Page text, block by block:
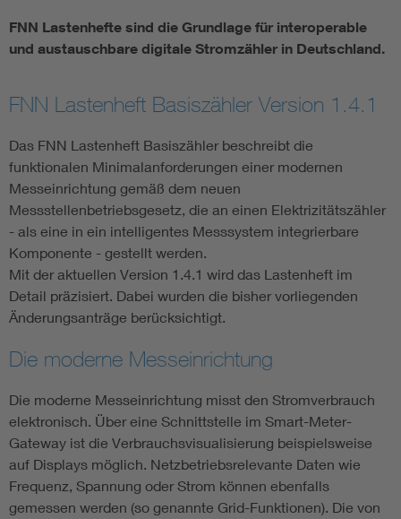
Digitalisierung und Metering
Versorgungsqualität Stromnetze
Innovative Netztechnologien
Umwelt- und Naturschutz
Regelsetzung
FNN Lastenhefte sind die Grundlage für interoperable
und austauschbare digitale Stromzähler in Deutschland.
FNN Lastenheft Basiszähler Version 1.4.1
Das FNN Lastenheft Basiszähler beschreibt die
funktionalen Minimalanforderungen einer modernen
Messeinrichtung gemäß dem neuen
Messstellenbetriebsgesetz, die an einen Elektrizitätszähler
- als eine in ein intelligentes Messsystem integrierbare
Komponente - gestellt werden.
Mit der aktuellen Version 1.4.1 wird das Lastenheft im
Detail präzisiert. Dabei wurden die bisher vorliegenden
Änderungsanträge berücksichtigt.
Die moderne Messeinrichtung
Die moderne Messeinrichtung misst den Stromverbrauch
elektronisch. Über eine Schnittstelle im Smart-Meter-
Gateway ist die Verbrauchsvisualisierung beispielsweise
auf Displays möglich. Netzbetriebsrelevante Daten wie
Frequenz, Spannung oder Strom können ebenfalls
gemessen werden (so genannte Grid-Funktionen). Die von